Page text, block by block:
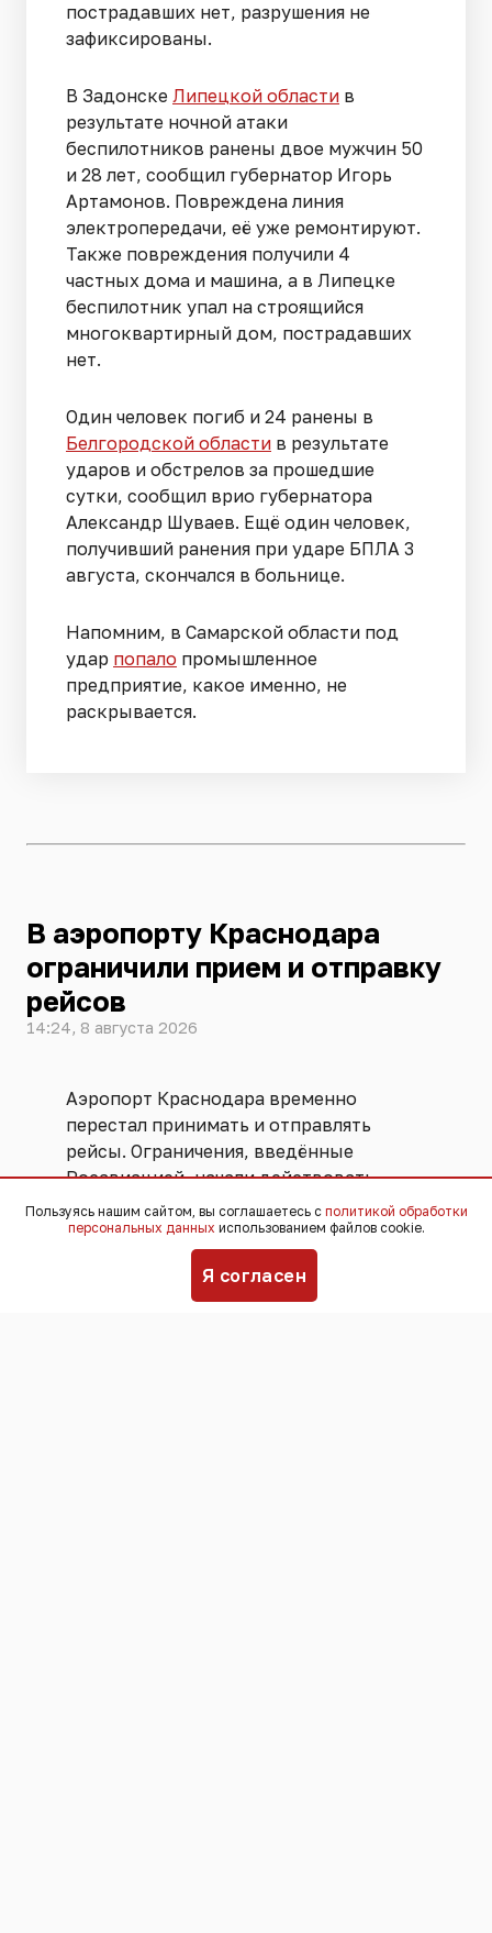
пострадавших нет, разрушения не
зафиксированы.
В Задонске Липецкой области в
результате ночной атаки
беспилотников ранены двое мужчин 50
и 28 лет, сообщил губернатор Игорь
Артамонов. Повреждена линия
электропередачи, её уже ремонтируют.
Также повреждения получили 4
частных дома и машина, а в Липецке
беспилотник упал на строящийся
многоквартирный дом, пострадавших
нет.
Один человек погиб и 24 ранены в
Белгородской области в результате
ударов и обстрелов за прошедшие
сутки, сообщил врио губернатора
Александр Шуваев. Ещё один человек,
получивший ранения при ударе БПЛА 3
августа, скончался в больнице.
Напомним, в Самарской области под
удар попало промышленное
предприятие, какое именно, не
раскрывается.
В аэропорту Краснодара
ограничили прием и отправку
рейсов
14:24, 8 августа 2026
Аэропорт Краснодара временно
перестал принимать и отправлять
рейсы. Ограничения, введённые
Росавиацией, начали действовать
примернос полудня8 августа. В 13:32
аналогичные меры ввели ив аэропорту
Пользуясь нашим сайтом, вы соглашаетесь с политикой обработки
персональных данных использованием файлов cookie.
Я согласен